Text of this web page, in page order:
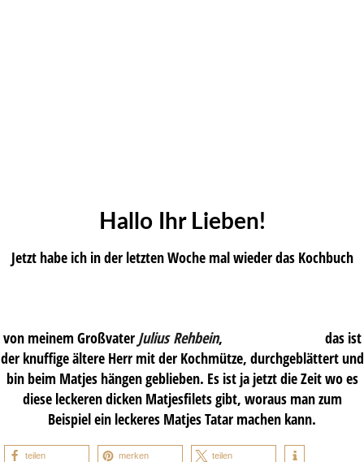
Hallo Ihr Lieben!
Jetzt habe ich in der letzten Woche mal wieder das Kochbuch
von meinem Großvater Julius Rehbein,
das ist
der knuffige ältere Herr mit der Kochmütze, durchgeblättert und
bin beim Matjes hängen geblieben. Es ist ja jetzt die Zeit wo es
diese leckeren dicken Matjesfilets gibt, woraus man zum
Beispiel ein leckeres Matjes Tatar machen kann.
teilen merken teilen